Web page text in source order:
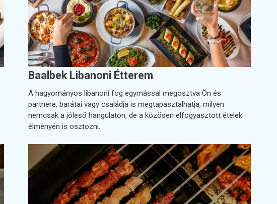
Baalbek Libanoni Étterem
A hagyományos libanoni fog egymással megosztva Ön és
partnere, barátai vagy családja is megtapasztalhatja, milyen
nemcsak a jóleső hangulaton, de a közösen elfogyasztott ételek
élményén is osztozni.